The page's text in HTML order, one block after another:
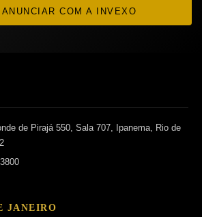
ANUNCIAR COM A INVEXO
de Pirajá 550, Sala 707, Ipanema, Rio de
JANEIRO